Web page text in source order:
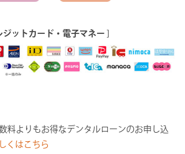
ジットカード・電子マネー
料よりもお得なデンタルローンのお申し込
くはこちら